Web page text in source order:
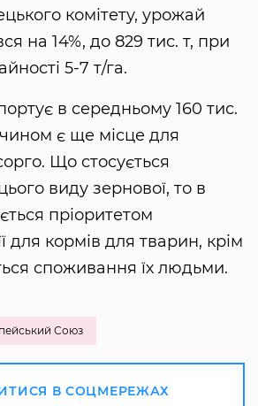
комітету, урожай
на 14%, до 829 тис. т, при
5-7 т/га.
в середньому 160 тис.
є ще місце для
Що стосується
виду зернової, то в
пріоритетом
для кормів для тварин, крім
споживання їх людьми.
Союз
В СОЦМЕРЕЖАХ